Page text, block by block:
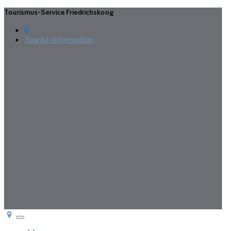
Tourismus-Service Friedrichskoog
Tourist-Information
Toggle
navigation